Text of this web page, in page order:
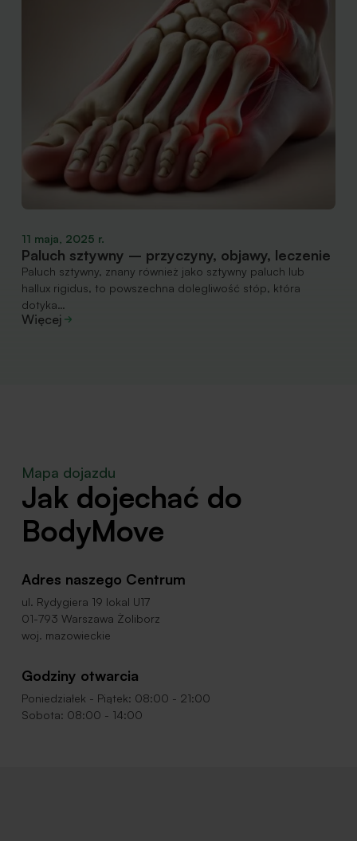
11 maja, 2025 r.
Paluch sztywny – przyczyny, objawy, leczenie
Paluch sztywny, znany również jako sztywny paluch lub
hallux rigidus, to powszechna dolegliwość stóp, która
dotyka…
Więcej
Mapa dojazdu
Jak dojechać do
BodyMove
Adres naszego Centrum
ul. Rydygiera 19 lokal U17
01-793 Warszawa Żoliborz
woj. mazowieckie
Godziny otwarcia
Poniedziałek - Piątek: 08:00 - 21:00
Sobota: 08:00 - 14:00